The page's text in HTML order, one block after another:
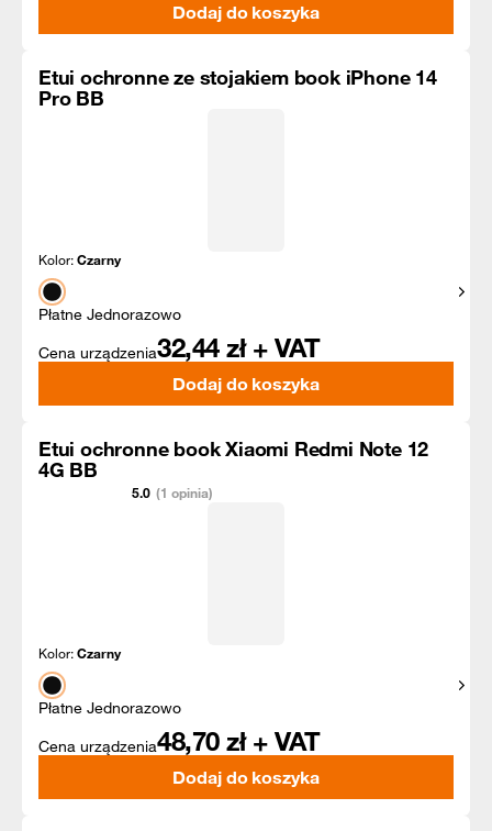
Dodaj do koszyka
Etui ochronne ze stojakiem book iPhone 14
Pro BB
Kolor:Czarny
Płatne Jednorazowo
Cena urządzenia32,44 zł + VAT
Dodaj do koszyka
Etui ochronne book Xiaomi Redmi Note 12
4G BB
5.0 (1 opinia)
Kolor:Czarny
Płatne Jednorazowo
Cena urządzenia48,70 zł + VAT
Dodaj do koszyka